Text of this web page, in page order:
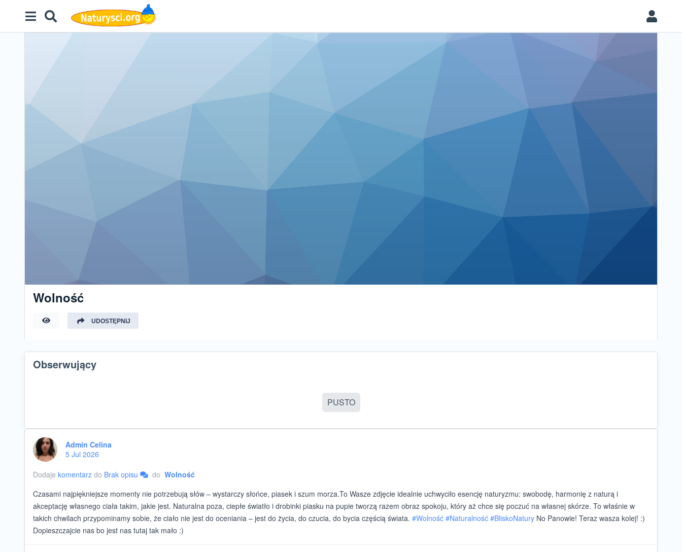
Wolność
UDOSTĘPNIJ
Obserwujący
PUSTO
Admin Celina
5 Jul 2026
Dodaje komentarz do Brak opisu do Wolność
Czasami najpiękniejsze momenty nie potrzebują słów – wystarczy słońce, piasek i szum morza.To Wasze zdjęcie idealnie uchwyciło esencję naturyzmu: swobodę, harmonię z naturą i
akceptację własnego ciała takim, jakie jest. Naturalna poza, ciepłe światło i drobinki piasku na pupie tworzą razem obraz spokoju, który aż chce się poczuć na własnej skórze. To właśnie w
takich chwilach przypominamy sobie, że ciało nie jest do oceniania – jest do życia, do czucia, do bycia częścią świata. #Wolność #Naturalność #BliskoNatury No Panowie! Teraz wasza kolej! :)
Dopieszczajcie nas bo jest nas tutaj tak mało :)